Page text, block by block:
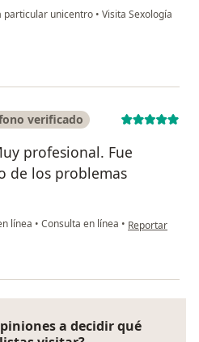
particular unicentro • Visita Sexología
verificado
profesional. Fue
de los problemas
línea • Consulta en línea • en opinión del
Reportar
a decidir qué